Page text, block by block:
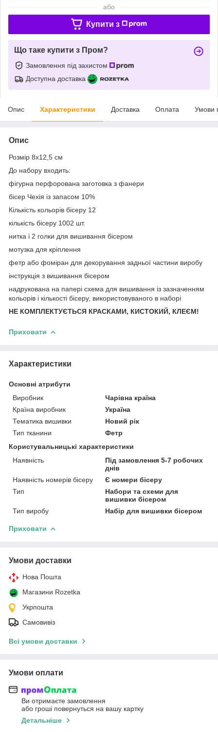
або
Купити з
Що таке купити з Пром?
Замовлення під захистом
Доступна доставка
Опис Характеристики Доставка Оплата Умови
Опис
Розмір 8х12,5 см
До набору входить:
фігурна перфорована заготовка з фанери
бісер Чехія із запасом 10%
Кількість кольорів бісеру 12
кількість бісеру 1002 шт.
нитка і 2 голки для вишивання бісером
мотузка для кріплення
фетр або фоміран для декорування задньої частини виробу
інструкція з вишивання бісером
надрукована на папері схема для вишивання із зазначенням
кольорів і кількості бісеру, використовуваного в наборі
НЕ КОМПЛЕКТУЄТЬСЯ КРАСКАМИ, КИСТОКИЙ, КЛЕЄМ!
Приховати
Характеристики
Основні атрибути
Виробник
Чарівна країна
Країна виробник
Україна
Тематика вишивки
Новий рік
Тип тканини
Фетр
Користувальницькі характеристики
Наявність
Під замовлення 5-7 робочих
днів
Наявність номерів бісеру
Є номери бісеру
Тип
Набори та схеми для
вишивки бісером
Тип виробу
Набір для вишивки бісером
Приховати
Умови доставки
Нова Пошта
Магазини Rozetka
Укрпошта
Самовивіз
Всі умови доставки
Умови оплати
Ви отримаєте замовлення
або гроші повернуться на вашу картку
Детальніше